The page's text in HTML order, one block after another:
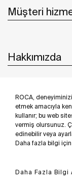
ROCA,
etmek amacıyla
kullanır; bu web
vermiş olursunuz.
edinebilir veya
Daha fazla bilgi için
Daha Fazla Bilgi
Müşteri
Hakkımızda
İlham &